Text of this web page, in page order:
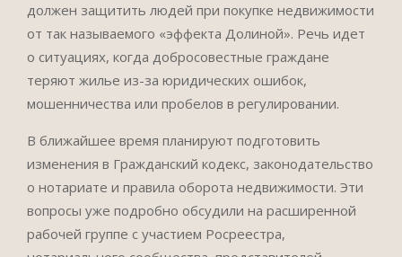
должен защитить людей при покупке недвижимости
от так называемого «эффекта Долиной». Речь идет
о ситуациях, когда добросовестные граждане
теряют жилье из-за юридических ошибок,
мошенничества или пробелов в регулировании.
В ближайшее время планируют подготовить
изменения в Гражданский кодекс, законодательство
о нотариате и правила оборота недвижимости. Эти
вопросы уже подробно обсудили на расширенной
рабочей группе с участием Росреестра,